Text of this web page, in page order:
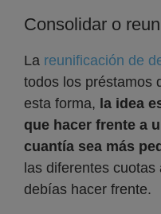
Consolidar o
La reunificación de
todos los préstamos
esta forma, la idea
que hacer frente a
cuantía sea más
las diferentes
debías hacer frente.